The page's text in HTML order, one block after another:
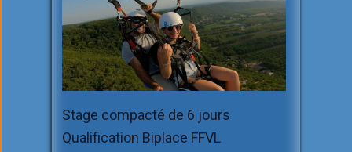
Stage compacté de 6 jours
Qualification Biplace FFVL